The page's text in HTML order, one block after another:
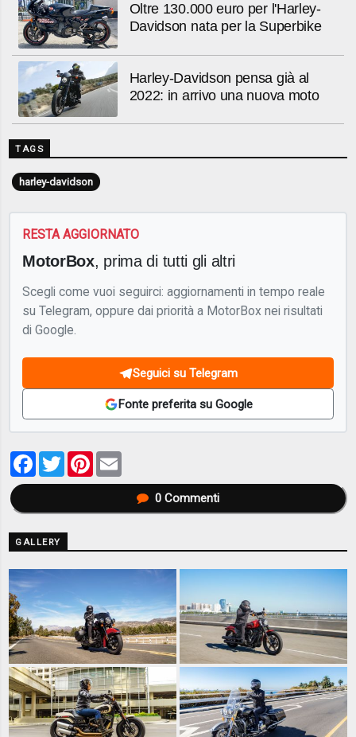
Oltre 130.000 euro per l'Harley-
Davidson nata per la Superbike
Harley-Davidson pensa già al
2022: in arrivo una nuova moto
TAGS
harley-davidson
RESTA AGGIORNATO
MotorBox, prima di tutti gli altri
Scegli come vuoi seguirci: aggiornamenti in tempo reale
su Telegram, oppure dai priorità a MotorBox nei risultati
di Google.
Seguici su Telegram
Fonte preferita su Google
Facebook
TwitterPinterest
0Commenti
GALLERY